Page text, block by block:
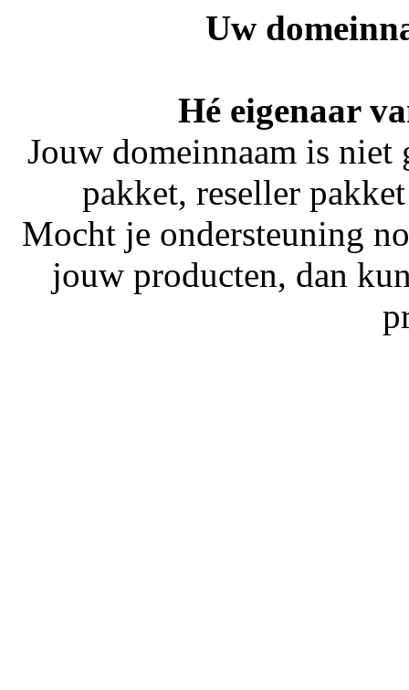
Uw
Hé eigenaar
Jouw domeinnaam is
pakket, reseller
Mocht je ondersteuning
jouw producten, dan